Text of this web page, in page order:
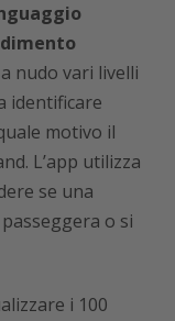
nudo vari livelli
identificare
motivo il
L’app utilizza
se una
o si
i 100